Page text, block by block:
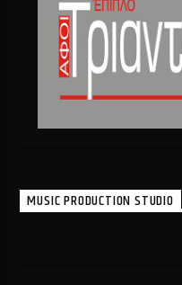
MUSIC PRODUCTION STUDIO